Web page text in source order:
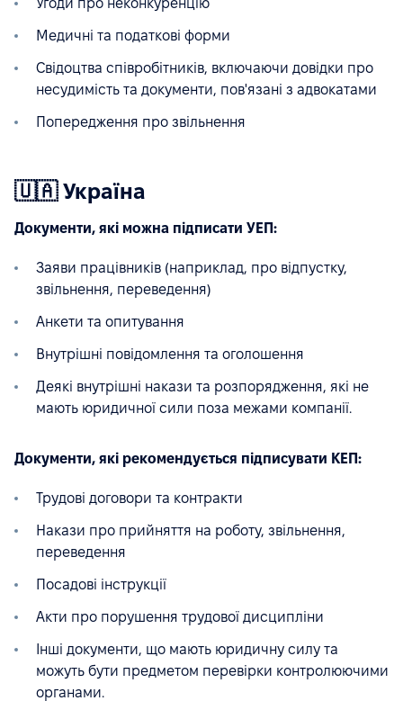
Угоди про неконкуренцію
Медичні та податкові форми
Свідоцтва співробітників, включаючи довідки про
несудимість та документи, пов'язані з адвокатами
Попередження про звільнення
🇺🇦 Україна
Документи, які можна підписати УЕП:
Заяви працівників (наприклад, про відпустку,
звільнення, переведення)
Анкети та опитування
Внутрішні повідомлення та оголошення
Деякі внутрішні накази та розпорядження, які не
мають юридичної сили поза межами компанії.
Документи, які рекомендується підписувати КЕП:
Трудові договори та контракти
Накази про прийняття на роботу, звільнення,
переведення
Посадові інструкції
Акти про порушення трудової дисципліни
Інші документи, що мають юридичну силу та
можуть бути предметом перевірки контролюючими
органами.